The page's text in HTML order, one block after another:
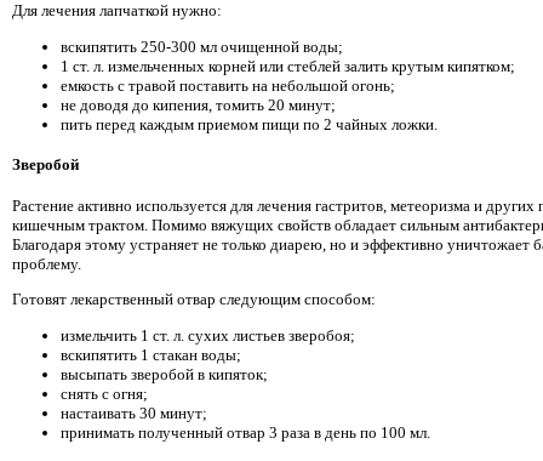
Для лечения лапчаткой нужно:
вскипятить 250-300 мл очищенной воды;
1 ст. л. измельченных корней или стеблей залить крутым кипятком;
емкость с травой поставить на небольшой огонь;
не доводя до кипения, томить 20 минут;
пить перед каждым приемом пищи по 2 чайных ложки.
Зверобой
Растение активно используется для лечения гастритов, метеоризма и
кишечным трактом. Помимо вяжущих свойств обладает сильным
Благодаря этому устраняет не только диарею, но и эффективно уничтожает
проблему.
Готовят лекарственный отвар следующим способом:
измельчить 1 ст. л. сухих листьев зверобоя;
вскипятить 1 стакан воды;
высыпать зверобой в кипяток;
снять с огня;
настаивать 30 минут;
принимать полученный отвар 3 раза в день по 100 мл.